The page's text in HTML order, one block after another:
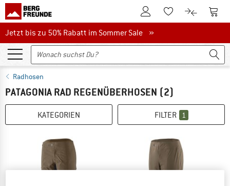
Zum KundenkontoZum Merkzettel.
Zum Zum
Jetzt bis zu 50% Rabatt im Sommer Sale
Jetzt bis zu 50% Rabatt im Sommer Sale »
Radhosen
PATAGONIA RAD REGENÜBERHOSEN (2)
KATEGORIEN FILTER 1